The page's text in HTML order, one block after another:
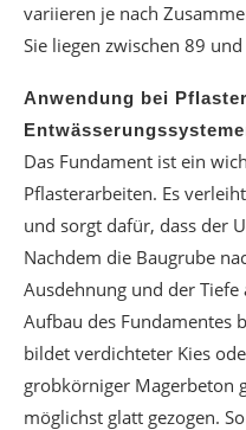
variieren je nach
Sie liegen zwischen 89
Anwendung bei
Das Fundament ist ein
Pflasterarbeiten. Es
und sorgt dafür, dass der
Nachdem die Baugrube
Ausdehnung und der
Aufbau des Fundamentes
bildet verdichteter Kies
grobkörniger Magerbeton
möglichst glatt gezogen.